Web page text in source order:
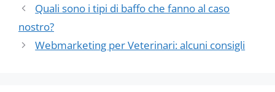
Quali sono i tipi di baffo che fanno al caso
nostro?
Webmarketing per Veterinari: alcuni consigli